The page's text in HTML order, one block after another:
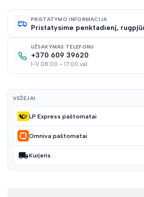
PRISTATYMO INFORMACIJA
Pristatysime penktadienį,
UŽSAKYMAS TELEFONU
+370 609 39620
I-V 08:00 – 17:00 val.
VEŽĖJAI
LP Express paštomatai
Omniva paštomatai
Kurjeris